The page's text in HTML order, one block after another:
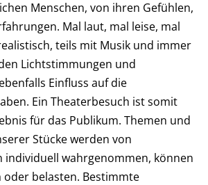
Menschen, von ihren Gefühlen,
Mal laut, mal leise, mal
teils mit Musik und immer
Lichtstimmungen und
Einfluss auf die
Ein Theaterbesuch ist somit
für das Publikum. Themen und
Stücke werden von
individuell wahrgenommen, können
oder belasten. Bestimmte